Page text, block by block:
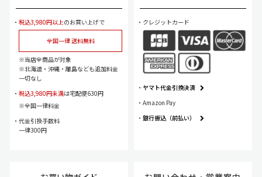
税込3,980円以上のお買い上げで
全国一律 送料無料
当店全商品が対象
北海道・沖縄・離島なども追加料金
一切なし
税込3,980円未満は宅配便630円
全国一律料金
代金引換手数料
一律300円
クレジットカード
ヤマト代金引換決済
Amazon Pay
銀行振込（前払い）